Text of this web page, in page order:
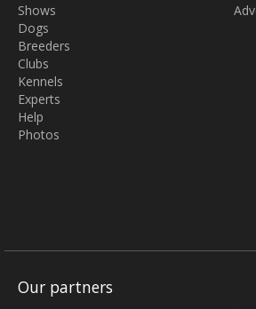
Shows
Dogs
Breeders
Clubs
Kennels
Experts
Help
Photos
Our partners